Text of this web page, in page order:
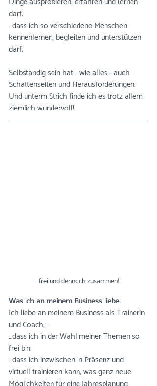
darf.⠀⠀⠀⠀⠀⠀⠀⠀⠀
…dass ich so verschiedene Menschen
kennenlernen, begleiten und unterstützen
darf.⠀⠀⠀⠀⠀⠀⠀⠀⠀
Selbständig sein hat - wie alles - auch
Schattenseiten und Herausforderungen.
Und unterm Strich finde ich es trotz allem
ziemlich wundervoll!⠀⠀
frei und dennoch zusammen!
Was ich an meinem Business liebe.
Ich liebe an meinem Business als Trainerin
und Coach, …⠀⠀⠀⠀⠀⠀⠀⠀⠀
…dass ich in der Wahl meiner Themen so
frei bin.⠀⠀⠀⠀⠀⠀⠀⠀⠀
…dass ich inzwischen in Präsenz und
virtuell trainieren kann, was ganz neue